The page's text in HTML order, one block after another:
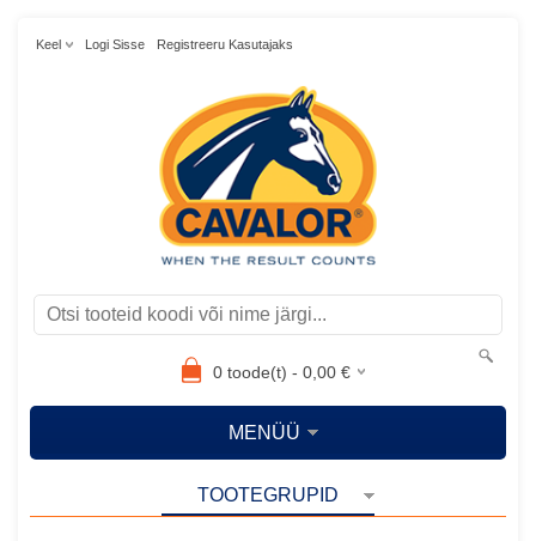
Keel Logi Sisse Registreeru Kasutajaks
0toode(t) - 0,00€
MENÜÜ
TOOTEGRUPID